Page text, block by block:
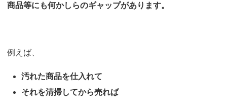
商品等にも何かしらのギャップがあります。
例えば、
汚れた商品を仕入れて
それを清掃してから売れば